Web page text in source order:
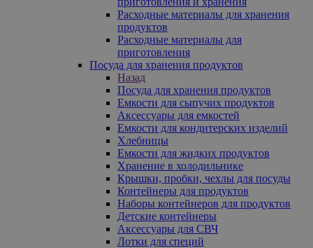
Расходные материалы для хранения
продуктов
Расходные материалы для
приготовления
Посуда для хранения продуктов
Назад
Посуда для хранения продуктов
Емкости для сыпучих продуктов
Аксессуары для емкостей
Емкости для кондитерских изделий
Хлебницы
Емкости для жидких продуктов
Хранение в холодильнике
Крышки, пробки, чехлы для посуды
Контейнеры для продуктов
Наборы контейнеров для продуктов
Детские контейнеры
Аксессуары для СВЧ
Лотки для специй